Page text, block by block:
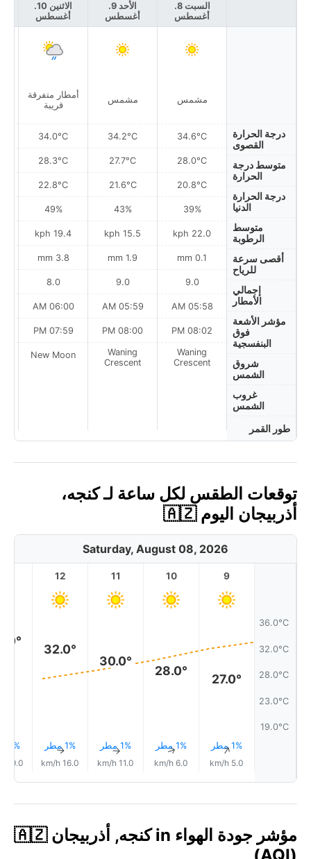
درجة الحرارة
القصوى
متوسط درجة
الحرارة
درجة الحرارة
الدنيا
متوسط
الرطوبة
أقصى سرعة
للرياح
إجمالي
الأمطار
مؤشر الأشعة
فوق
البنفسجية
شروق
الشمس
غروب
الشمس
طور القمر
السبت 8.
أغسطس
مشمس
34.6°C
28.0°C
20.8°C
39%
22.0 kph
0.1 mm
9.0
05:58 AM
08:02 PM
Waning
Crescent
الأحد 9.
أغسطس
مشمس
34.2°C
27.7°C
21.6°C
43%
15.5 kph
1.9 mm
9.0
05:59 AM
08:00 PM
Waning
Crescent
الاثنين 10.
أغسطس
أمطار متفرقة
قريبة
34.0°C
28.3°C
22.8°C
49%
19.4 kph
3.8 mm
8.0
06:00 AM
07:59 PM
New Moon
توقعات الطقس لكل ساعة لـ كنجه،
أذربيجان اليوم 🇦🇿
Saturday, August 08, 2026
36.0°C
32.0°C
28.0°C
23.0°C
19.0°C
9
27.0°
1% مطر↑
5.0 km/h
10
28.0°
1% مطر↑
6.0 km/h
11
30.0°
1% مطر↑
11.0 km/h
12
32.0°
1% مطر↑
16.0 km/h
1% مطر
19.0 km/h
مؤشر جودة الهواء in كنجه, أذربيجان 🇦🇿